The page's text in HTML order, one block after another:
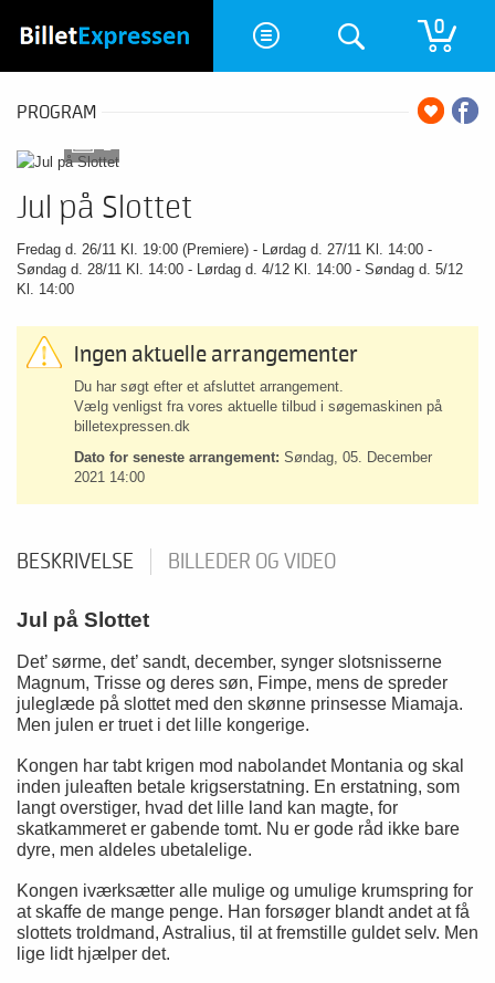
0
PROGRAM
2
Jul på Slottet
Fredag d. 26/11 Kl. 19:00 (Premiere) - Lørdag d. 27/11 Kl. 14:00 -
Søndag d. 28/11 Kl. 14:00 - Lørdag d. 4/12 Kl. 14:00 - Søndag d. 5/12
Kl. 14:00
Ingen aktuelle arrangementer
Du har søgt efter et afsluttet arrangement.
Vælg venligst fra vores aktuelle tilbud i søgemaskinen på
billetexpressen.dk
Dato for seneste arrangement: Søndag, 05. December
2021 14:00
BESKRIVELSE BILLEDER OG VIDEO
Jul på Slottet
Det’ sørme, det’ sandt, december, synger slotsnisserne
Magnum, Trisse og deres søn, Fimpe, mens de spreder
juleglæde på slottet med den skønne prinsesse Miamaja.
Men julen er truet i det lille kongerige.
Kongen har tabt krigen mod nabolandet Montania og skal
inden juleaften betale krigserstatning. En erstatning, som
langt overstiger, hvad det lille land kan magte, for
skatkammeret er gabende tomt. Nu er gode råd ikke bare
dyre, men aldeles ubetalelige.
Kongen iværksætter alle mulige og umulige krumspring for
at skaffe de mange penge. Han forsøger blandt andet at få
slottets troldmand, Astralius, til at fremstille guldet selv. Men
lige lidt hjælper det.